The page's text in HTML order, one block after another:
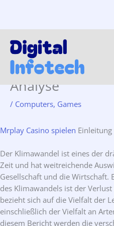
content
Die
Klimawandels
Biodiversität:
Analyse
/ Computers, Games
Mrplay Casino spielen Einleitung
Der Klimawandel ist eines der
Zeit und hat weitreichende
Gesellschaft und die Wirtschaft.
des Klimawandels ist der
bezieht sich auf die Vielfalt der
einschließlich der Vielfalt an
diesem Bericht werden die